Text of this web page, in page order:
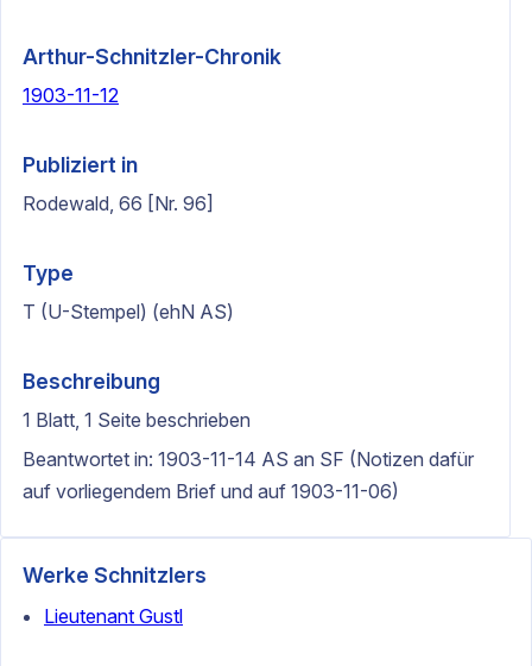
Arthur-Schnitzler-Chronik
1903-11-12
Publiziert in
Rodewald, 66 [Nr. 96]
Type
T (U-Stempel) (ehN AS)
Beschreibung
1 Blatt, 1 Seite beschrieben
Beantwortet in: 1903-11-14 AS an SF (Notizen dafür
auf vorliegendem Brief und auf 1903-11-06)
Werke Schnitzlers
Lieutenant Gustl